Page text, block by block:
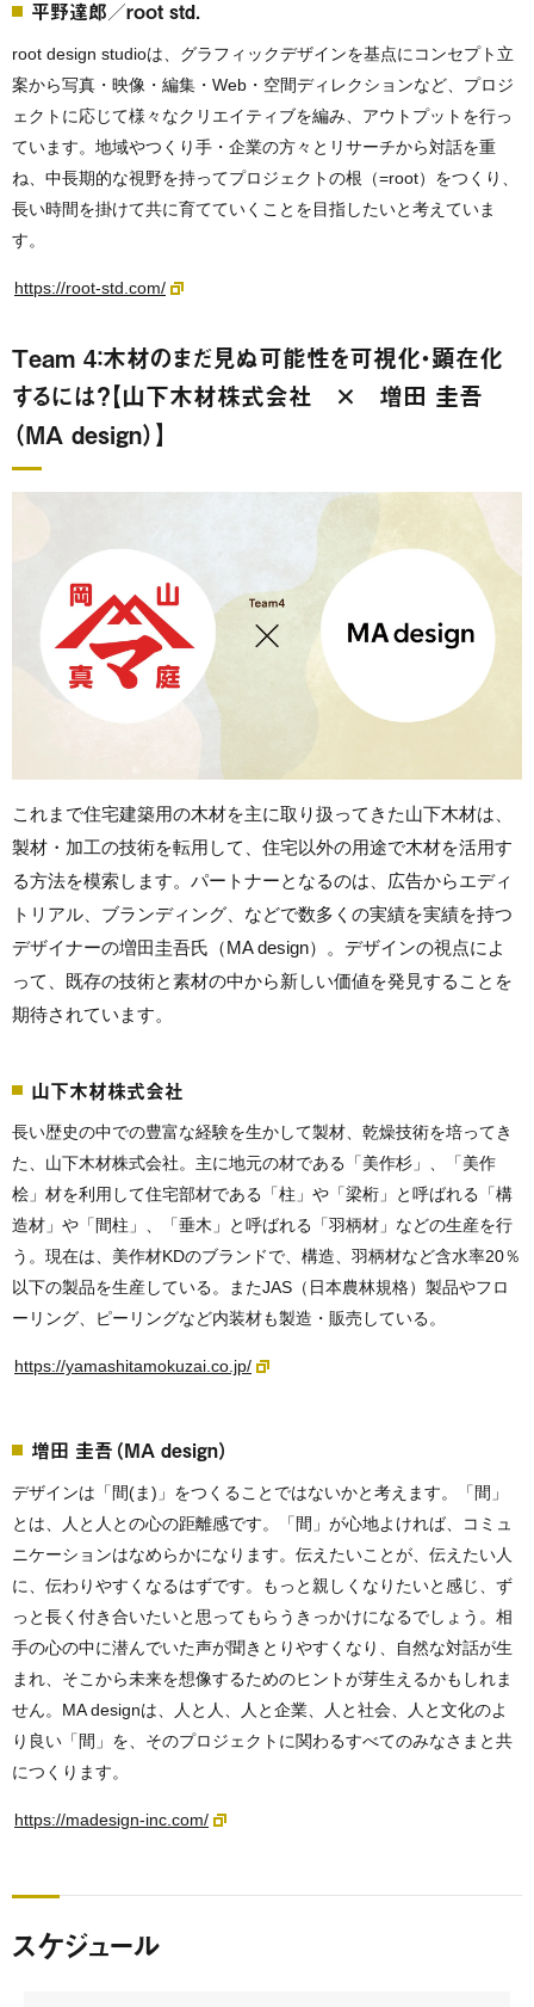
平野達郎／root std.
root design studioは、グラフィックデザインを基点にコンセプト立
案から写真・映像・編集・Web・空間ディレクションなど、プロジ
ェクトに応じて様々なクリエイティブを編み、アウトプットを行っ
ています。地域やつくり手・企業の方々とリサーチから対話を重
ね、中長期的な視野を持ってプロジェクトの根（=root）をつくり、
長い時間を掛けて共に育てていくことを目指したいと考えていま
す。
https://root-std.com/
Team 4：木材のまだ見ぬ可能性を可視化・顕在化
するには？【山下木材株式会社 × 増田 圭吾
（MA design）】
これまで住宅建築用の木材を主に取り扱ってきた山下木材は、
製材・加工の技術を転用して、住宅以外の用途で木材を活用す
る方法を模索します。パートナーとなるのは、広告からエディ
トリアル、ブランディング、などで数多くの実績を実績を持つ
デザイナーの増田圭吾氏（MA design）。デザインの視点によ
って、既存の技術と素材の中から新しい価値を発見することを
期待されています。
山下木材株式会社
長い歴史の中での豊富な経験を生かして製材、乾燥技術を培ってき
た、山下木材株式会社。主に地元の材である「美作杉」、「美作
桧」材を利用して住宅部材である「柱」や「梁桁」と呼ばれる「構
造材」や「間柱」、「垂木」と呼ばれる「羽柄材」などの生産を行
う。現在は、美作材KDのブランドで、構造、羽柄材など含水率20％
以下の製品を生産している。またJAS（日本農林規格）製品やフロ
ーリング、ピーリングなど内装材も製造・販売している。
https://yamashitamokuzai.co.jp/
増田 圭吾（MA design）
デザインは「間(ま)」をつくることではないかと考えます。「間」
とは、人と人との心の距離感です。「間」が心地よければ、コミュ
ニケーションはなめらかになります。伝えたいことが、伝えたい人
に、伝わりやすくなるはずです。もっと親しくなりたいと感じ、ず
っと長く付き合いたいと思ってもらうきっかけになるでしょう。相
手の心の中に潜んでいた声が聞きとりやすくなり、自然な対話が生
まれ、そこから未来を想像するためのヒントが芽生えるかもしれま
せん。MA designは、人と人、人と企業、人と社会、人と文化のよ
り良い「間」を、そのプロジェクトに関わるすべてのみなさまと共
につくります。
https://madesign-inc.com/
スケジュール